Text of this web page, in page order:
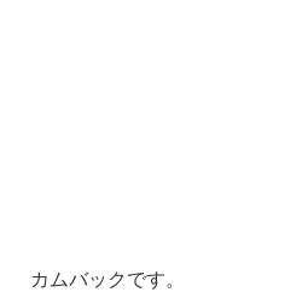
カムバックです。